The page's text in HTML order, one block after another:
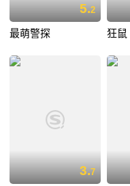
5.2
最萌警探 狂鼠
3.7